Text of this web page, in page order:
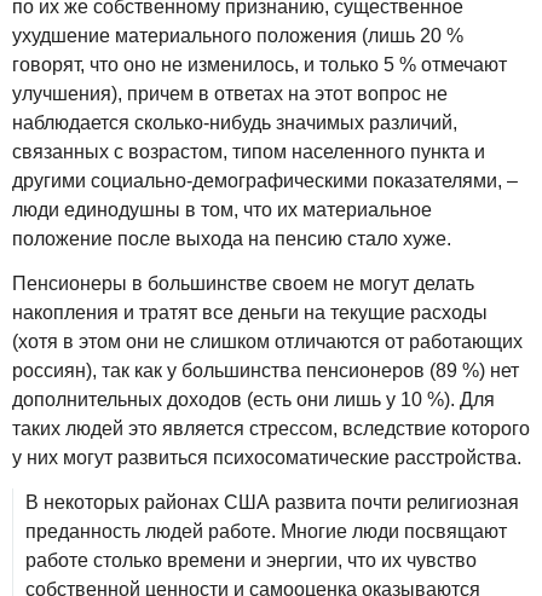
по их же собственному признанию, существенное
ухудшение материального положения (лишь 20 %
говорят, что оно не изменилось, и только 5 % отмечают
улучшения), причем в ответах на этот вопрос не
наблюдается сколько‑нибудь значимых различий,
связанных с возрастом, типом населенного пункта и
другими социально‑демографическими показателями, –
люди единодушны в том, что их материальное
положение после выхода на пенсию стало хуже.
Пенсионеры в большинстве своем не могут делать
накопления и тратят все деньги на текущие расходы
(хотя в этом они не слишком отличаются от работающих
россиян), так как у большинства пенсионеров (89 %) нет
дополнительных доходов (есть они лишь у 10 %). Для
таких людей это является стрессом, вследствие которого
у них могут развиться психосоматические расстройства.
В некоторых районах США развита почти религиозная
преданность людей работе. Многие люди посвящают
работе столько времени и энергии, что их чувство
собственной ценности и самооценка оказываются